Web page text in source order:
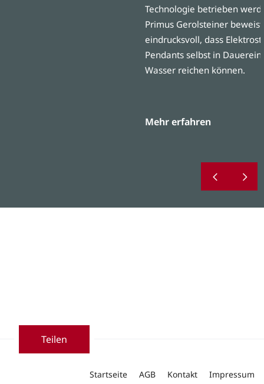
Technologie betrieben
Primus Gerolsteiner
eindrucksvoll, dass
Pendants selbst in
Wasser reichen können.
Mehr erfahren
Teilen
Startseite AGB Kontakt Impressum